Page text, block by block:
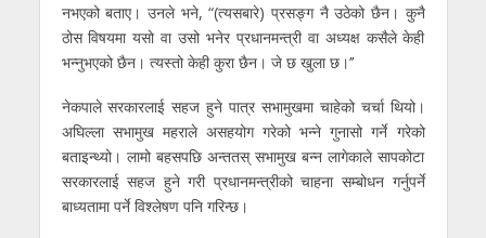
नभएको बताए। उनले भने, “(त्यसबारे) प्रसङ्ग नै उठेको छैन। कुनै
ठोस विषयमा यसो वा उसो भनेर प्रधानमन्त्री वा अध्यक्ष कसैले केही
भन्नुभएको छैन। त्यस्तो केही कुरा छैन। जे छ खुला छ।’’
नेकपाले सरकारलाई सहज हुने पात्र सभामुखमा चाहेको चर्चा थियो।
अघिल्ला सभामुख महराले असहयोग गरेको भन्ने गुनासो गर्ने गरेको
बताइन्थ्यो। लामो बहसपछि अन्ततस् सभामुख बन्न लागेकाले सापकोटा
सरकारलाई सहज हुने गरी प्रधानमन्त्रीको चाहना सम्बोधन गर्नुपर्ने
बाध्यतामा पर्ने विश्लेषण पनि गरिन्छ।